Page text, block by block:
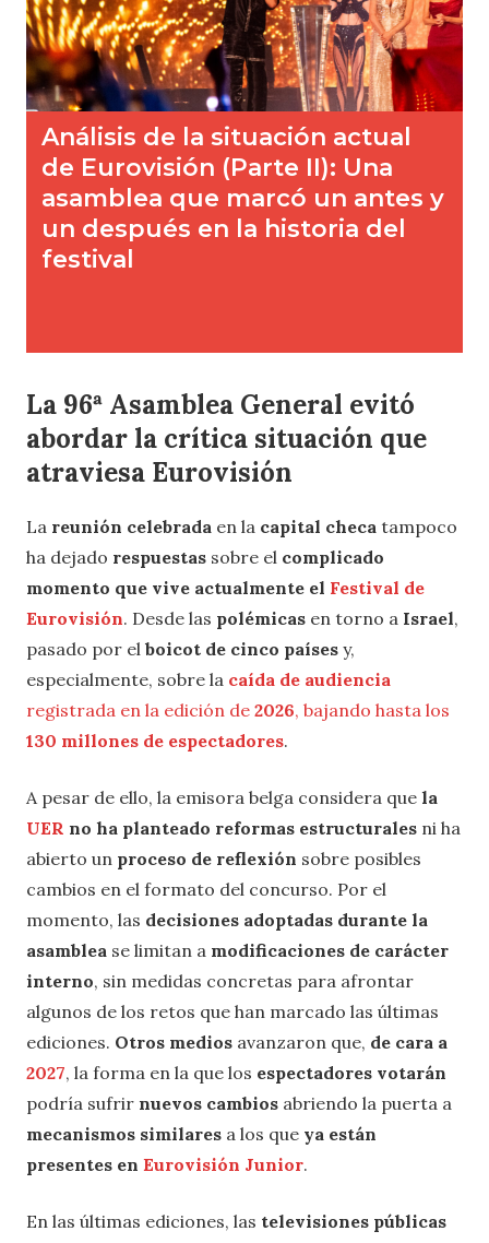
La 96ª Asamblea General evitó
abordar la crítica situación que
atraviesa Eurovisión
La reunión celebrada en la capital checa tampoco
ha dejado respuestas sobre el complicado
momento que vive actualmente el Festival de
Eurovisión. Desde las polémicas en torno a Israel,
pasado por el boicot de cinco países y,
especialmente, sobre la caída de audiencia
registrada en la edición de 2026, bajando hasta los
130 millones de espectadores.
A pesar de ello, la emisora belga considera que la
UER no ha planteado reformas estructurales ni ha
abierto un proceso de reflexión sobre posibles
cambios en el formato del concurso. Por el
momento, las decisiones adoptadas durante la
asamblea se limitan a modificaciones de carácter
interno, sin medidas concretas para afrontar
algunos de los retos que han marcado las últimas
ediciones. Otros medios avanzaron que, de cara a
2027, la forma en la que los espectadores votarán
podría sufrir nuevos cambios abriendo la puerta a
mecanismos similares a los que ya están
presentes en Eurovisión Junior.
En las últimas ediciones, las televisiones públicas